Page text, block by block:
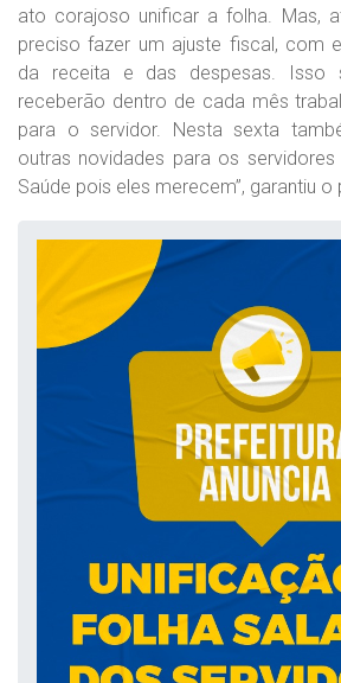
ato corajoso unificar a folha. Mas,
preciso fazer um ajuste fiscal, com
da receita e das despesas. Isso
receberão dentro de cada mês
para o servidor. Nesta sexta
outras novidades para os
Saúde pois eles merecem”, garantiu